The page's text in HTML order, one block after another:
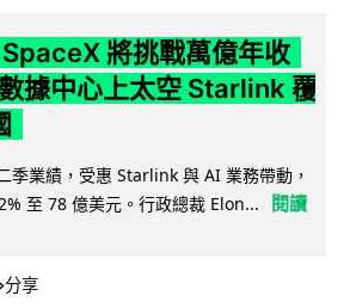
將挑戰萬億年收
據中心上太空 Starlink 覆
季業績，受惠 Starlink 與 AI 業務帶動，
至 78 億美元。行政總裁 Elon...
閱讀
分享